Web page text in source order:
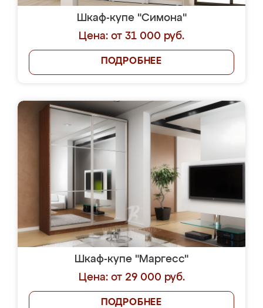
Шкаф-купе "Симона"
Цена: от 31 000 руб.
ПОДРОБНЕЕ
Шкаф-купе "Маргесс"
Цена: от 29 000 руб.
ПОДРОБНЕЕ